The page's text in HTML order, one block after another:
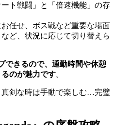
ト戦闘」と「倍速機能」の存
任せ、ボス戦など重要な場面
ど、状況に応じて切り替えら
できるので、通勤時間や休憩
のが魅力です。
真剣な時は手動で楽しむ…完璧